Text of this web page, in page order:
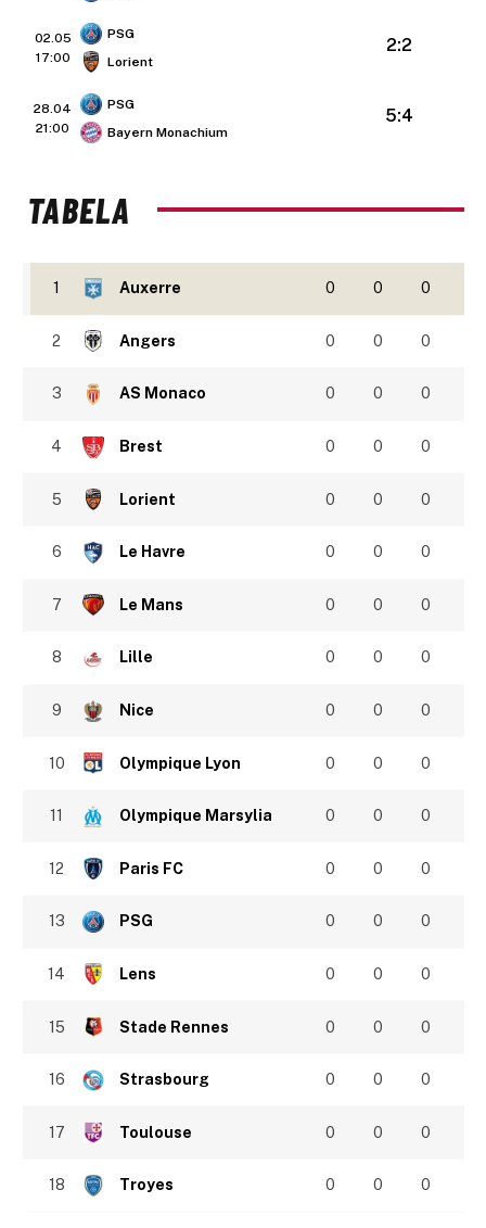
02.05
17:00
PSG
Lorient
2:2
28.04
21:00
PSG
Bayern Monachium
5:4
TABELA
1 Auxerre 0 0 0
2 Angers 0 0 0
3 AS Monaco 0 0 0
4 Brest 0 0 0
5 Lorient 0 0 0
6 Le Havre 0 0 0
7 Le Mans 0 0 0
8 Lille 0 0 0
9 Nice 0 0 0
10 Olympique Lyon 0 0 0
11 Olympique Marsylia 0 0 0
12 Paris FC 0 0 0
13 PSG 0 0 0
14 Lens 0 0 0
15 Stade Rennes 0 0 0
16 Strasbourg 0 0 0
17 Toulouse 0 0 0
18 Troyes 0 0 0